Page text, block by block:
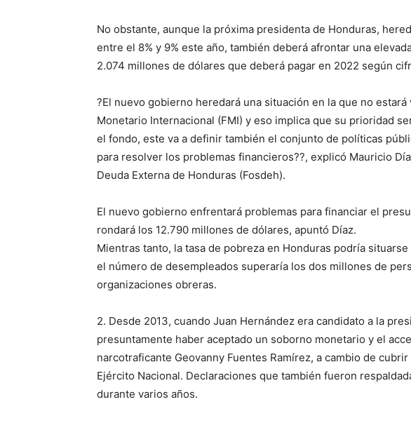
No obstante, aunque la próxima presidenta de Honduras,
entre el 8% y 9% este año, también deberá afrontar una
2.074 millones de dólares que deberá pagar en 2022 según
?El nuevo gobierno heredará una situación en la que no
Monetario Internacional (FMI) y eso implica que su prioridad
el fondo, este va a definir también el conjunto de políticas
para resolver los problemas financieros??, explicó Mauricio
Deuda Externa de Honduras (Fosdeh).
El nuevo gobierno enfrentará problemas para financiar el
rondará los 12.790 millones de dólares, apuntó Díaz.
Mientras tanto, la tasa de pobreza en Honduras podría
el número de desempleados superaría los dos millones de
organizaciones obreras.
2. Desde 2013, cuando Juan Hernández era candidato a la
presuntamente haber aceptado un soborno monetario y el
narcotraficante Geovanny Fuentes Ramírez, a cambio de
Ejército Nacional. Declaraciones que también fueron
durante varios años.